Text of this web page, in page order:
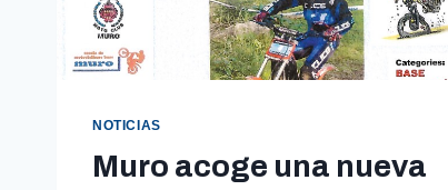
NOTICIAS
Muro acoge una nueva